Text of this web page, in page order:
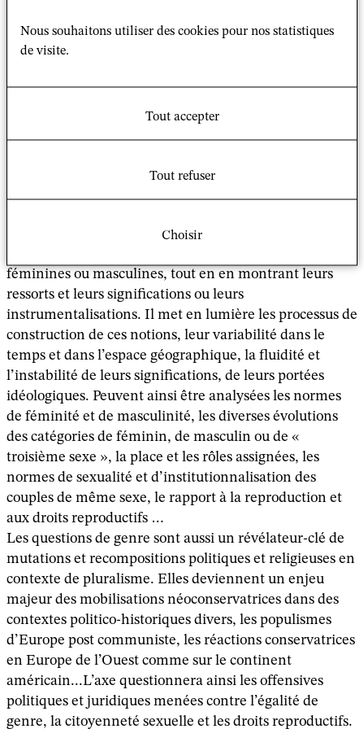
religieux.
Il s’agira également d’explorer les nouvelles approches
déploiement en contexte d’ « ultra modernité »
(interrogation sur les féminités et masculinités,
Plusieurs approches de genre seront convoquées pour
met à distance les explications naturalisées ou
féminines ou masculines, tout en en montrant leurs
ressorts et leurs significations ou leurs
instrumentalisations. Il met en lumière les processus de
construction de ces notions, leur variabilité dans le
temps et dans l’espace géographique, la fluidité et
l’instabilité de leurs significations, de leurs portées
idéologiques. Peuvent ainsi être analysées les normes
de féminité et de masculinité, les diverses évolutions
des catégories de féminin, de masculin ou de «
troisième sexe », la place et les rôles assignées, les
normes de sexualité et d’institutionnalisation des
couples de même sexe, le rapport à la reproduction et
aux droits reproductifs …
Les questions de genre sont aussi un révélateur-clé de
mutations et recompositions politiques et religieuses en
contexte de pluralisme. Elles deviennent un enjeu
majeur des mobilisations néoconservatrices dans des
contextes politico-historiques divers, les populismes
d’Europe post communiste, les réactions conservatrices
en Europe de l’Ouest comme sur le continent
américain...L’axe questionnera ainsi les offensives
politiques et juridiques menées contre l’égalité de
genre, la citoyenneté sexuelle et les droits reproductifs.
Nous souhaitons utiliser des cookies pour nos statistiques
de visite.
Tout accepter
Tout refuser
Choisir